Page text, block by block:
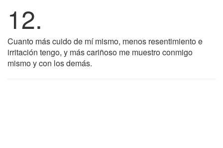
12.
Cuanto más cuido de mí mismo, menos resentimiento e
irritación tengo, y más cariñoso me muestro conmigo
mismo y con los demás.